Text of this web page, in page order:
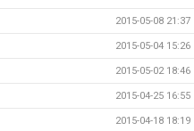
2015-05-08 21:37
2015-05-04 15:26
2015-05-02 18:46
2015-04-25 16:55
2015-04-18 18:19